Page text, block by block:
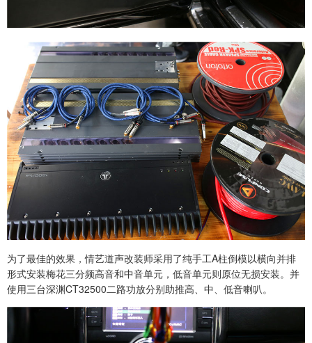
为了最佳的效果，情艺道声改装师采用了纯手工A柱倒模以横向并排
形式安装梅花三分频高音和中音单元，低音单元则原位无损安装。并
使用三台深渊CT32500二路功放分别助推高、中、低音喇叭。